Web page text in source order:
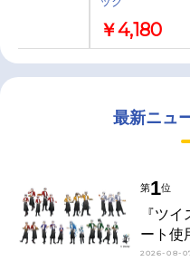
￥4,180
最新ニュ
第1位
『ツ
ート使
2026-08-